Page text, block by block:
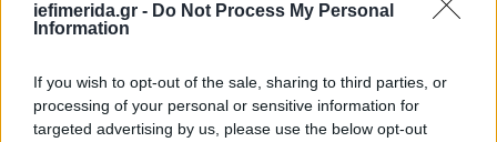
iefimerida.gr - Do Not Process My Personal
Information
If you wish to opt-out of the sale, sharing to third parties, or
processing of your personal or sensitive information for
targeted advertising by us, please use the below opt-out